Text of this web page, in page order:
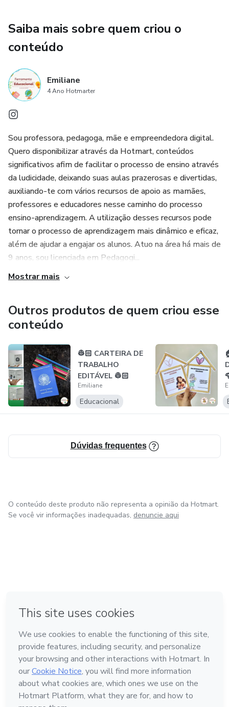
Saiba mais sobre quem criou o
conteúdo
Emiliane
4 Ano Hotmarter
Sou professora, pedagoga, mãe e empreendedora digital.
Quero disponibilizar através da Hotmart, conteúdos
significativos afim de facilitar o processo de ensino através
da ludicidade, deixando suas aulas prazerosas e divertidas,
auxiliando-te com vários recursos de apoio as mamães,
professores e educadores nesse caminho do processo
ensino-aprendizagem. A utilização desses recursos pode
tornar o processo de aprendizagem mais dinâmico e eficaz,
além de ajudar a engajar os alunos. Atuo na área há mais de
9 anos, sou licenciada em Pedagogi...
Mostrar mais
Outros produtos de quem criou esse
conteúdo
👷🏻 CARTEIRA DE
TRABALHO
EDITÁVEL 👷🏻
Emiliane
Educacional
Dúvidas frequentes
O conteúdo deste produto não representa a opinião da Hotmart.
Se você vir informações inadequadas, denuncie aqui
Feito com ❤ na Cidade do México
Conheça a Hotmart
Idioma